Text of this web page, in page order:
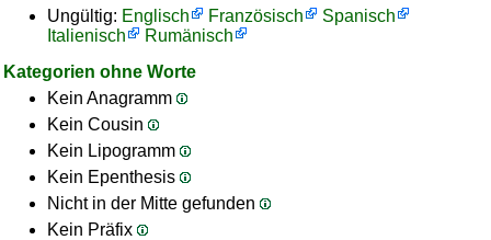
Ungültig: Englisch Französisch
Spanisch
Italienisch
Rumänisch
Kategorien ohne Worte
Kein Anagramm
Kein Cousin
Kein Lipogramm
Kein Epenthesis
Nicht in der Mitte gefunden
Kein Präfix